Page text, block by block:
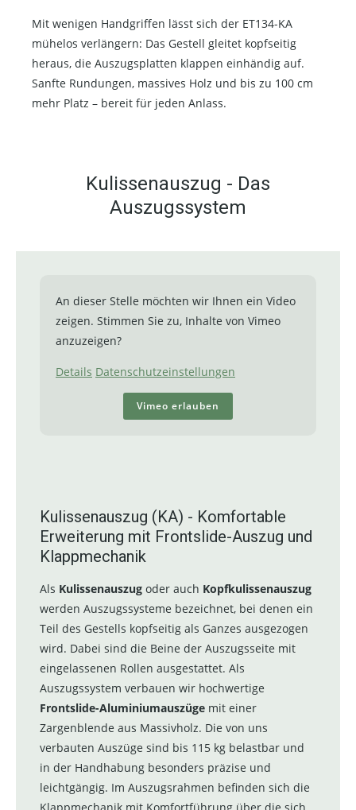
Mit wenigen Handgriffen lässt sich der ET134-KA
mühelos verlängern: Das Gestell gleitet kopfseitig
heraus, die Auszugsplatten klappen einhändig auf.
Sanfte Rundungen, massives Holz und bis zu 100 cm
mehr Platz – bereit für jeden Anlass.
Kulissenauszug - Das
Auszugssystem
An dieser Stelle möchten wir Ihnen ein Video
zeigen. Stimmen Sie zu, Inhalte von Vimeo
anzuzeigen?
Details Datenschutzeinstellungen
Vimeo erlauben
Kulissenauszug (KA) - Komfortable
Erweiterung mit Frontslide-Auszug und
Klappmechanik
Als Kulissenauszug oder auch Kopfkulissenauszug
werden Auszugssysteme bezeichnet, bei denen ein
Teil des Gestells kopfseitig als Ganzes ausgezogen
wird. Dabei sind die Beine der Auszugsseite mit
eingelassenen Rollen ausgestattet. Als
Auszugssystem verbauen wir hochwertige
Frontslide-Aluminiumauszüge mit einer
Zargenblende aus Massivholz. Die von uns
verbauten Auszüge sind bis 115 kg belastbar und
in der Handhabung besonders präzise und
leichtgängig. Im Auszugsrahmen befinden sich die